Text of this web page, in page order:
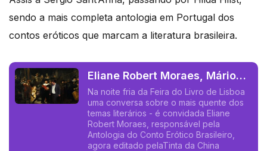
sendo a mais completa antologia em Portugal dos
contos eróticos que marcam a literatura brasileira.
Eliane Robert Moraes, Mário
Cláudio, Daniel Faria, Arvo
Pärt
Na noite fria da Feira do Livro de Lisboa
uma conversa sobre o mais quente dos
temas literários - é convidada Eliane
Robert Moraes, responsável pela
Antologia do Conto Erótico Brasileiro,
agora editado pelaTinta da China